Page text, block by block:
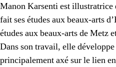
Manon Karsenti est
fait ses études aux beaux-arts
études aux beaux-arts de Metz
Dans son travail, elle
principalement axé sur le lien